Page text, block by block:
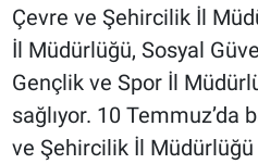
Çevre ve Şehircilik İl
İl Müdürlüğü, Sosyal
Gençlik ve Spor İl
sağlıyor. 10 Temmuz’da
ve Şehircilik İl